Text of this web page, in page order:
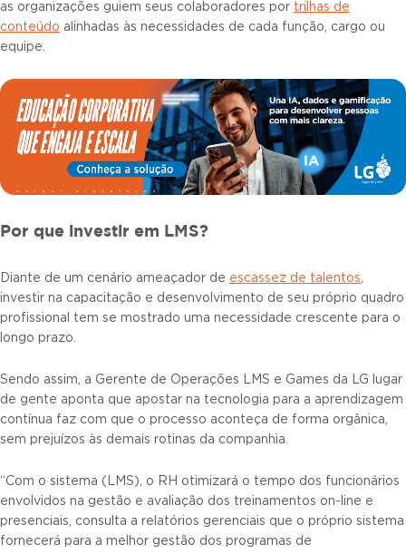
as organizações guiem seus colaboradores por trilhas de
conteúdo alinhadas às necessidades de cada função, cargo ou
equipe.
Por que investir em LMS?
Diante de um cenário ameaçador de escassez de talentos,
investir na capacitação e desenvolvimento de seu próprio quadro
profissional tem se mostrado uma necessidade crescente para o
longo prazo.
Sendo assim, a Gerente de Operações LMS e Games da LG lugar
de gente aponta que apostar na tecnologia para a aprendizagem
contínua faz com que o processo aconteça de forma orgânica,
sem prejuízos às demais rotinas da companhia.
“Com o sistema (LMS), o RH otimizará o tempo dos funcionários
envolvidos na gestão e avaliação dos treinamentos on-line e
presenciais, consulta a relatórios gerenciais que o próprio sistema
fornecerá para a melhor gestão dos programas de